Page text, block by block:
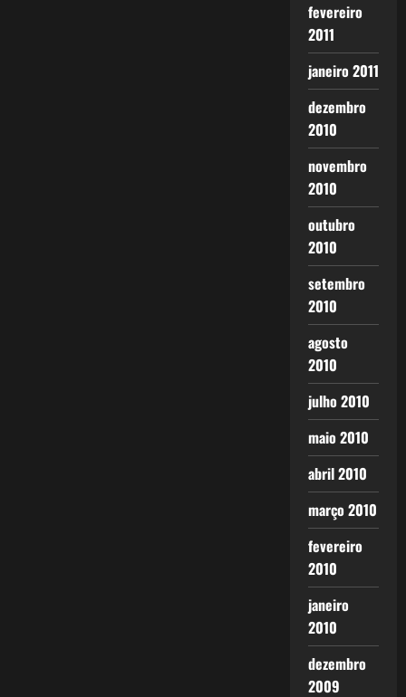
fevereiro
2011
janeiro 2011
dezembro
2010
novembro
2010
outubro
2010
setembro
2010
agosto
2010
julho 2010
maio 2010
abril 2010
março 2010
fevereiro
2010
janeiro
2010
dezembro
2009